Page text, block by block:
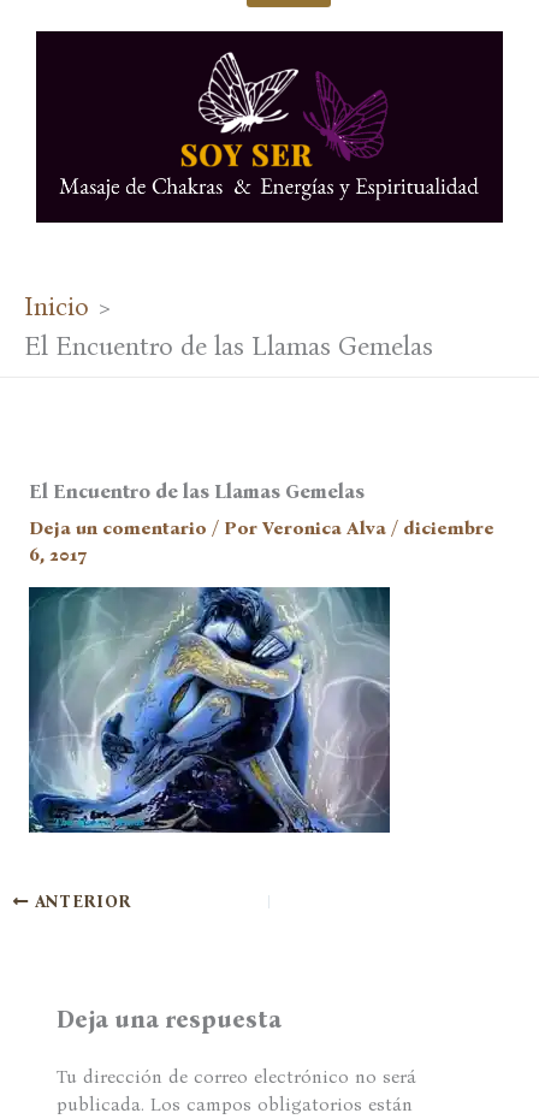
Inicio
El Encuentro de las Llamas Gemelas
El Encuentro de las Llamas Gemelas
Deja un comentario / Por Veronica Alva / diciembre
6, 2017
ANTERIOR
Deja una respuesta
Tu dirección de correo electrónico no será
publicada. Los campos obligatorios están